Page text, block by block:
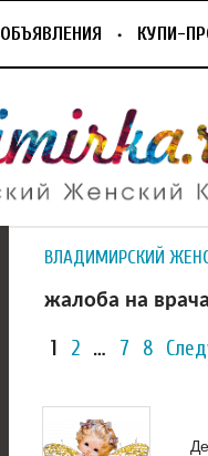
ОБЪЯВЛЕНИЯ КУПИ-
ВЛАДИМИРСКИЙ
жалоба на врача
1 2 … 7 8